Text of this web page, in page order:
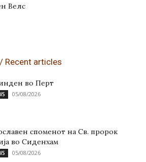
Велс
Recent articles
во Перт
05/08/2026
споменот на Св. пророк
во Сиденхам
05/08/2026